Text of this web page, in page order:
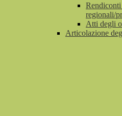
regionali/
Atti degli
Articolazione